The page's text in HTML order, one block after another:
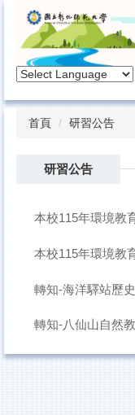
內
首頁 研習公告
研習公告
本校115年環境教
本校115年環境教
轉知-海洋驛站歷
轉知-八仙山自然